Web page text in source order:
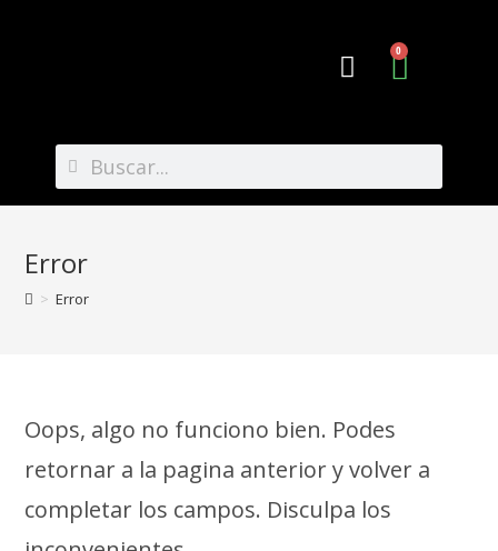
0
Error
> Error
Oops, algo no funciono bien. Podes
retornar a la pagina anterior y volver a
completar los campos. Disculpa los